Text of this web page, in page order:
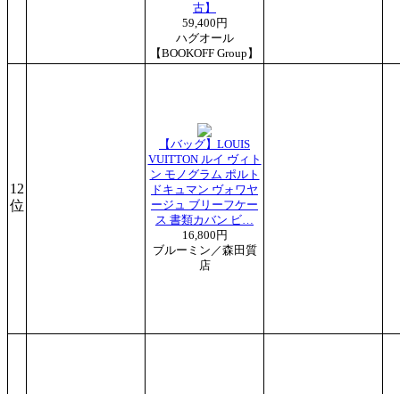
古】
59,400円
ハグオール
【BOOKOFF Group】
12
位
【バッグ】LOUIS
VUITTON ルイ ヴィト
ン モノグラム ポルト
ドキュマン ヴォワヤ
ージュ ブリーフケー
ス 書類カバン ビ…
16,800円
ブルーミン／森田質
店